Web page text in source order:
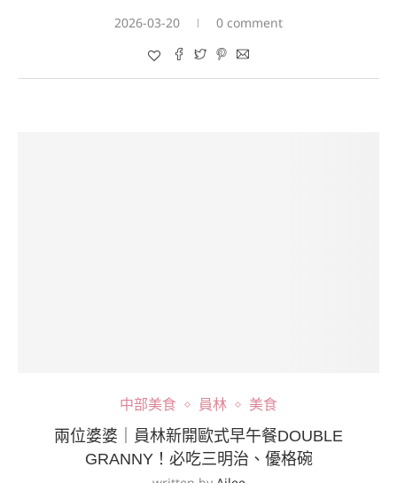
2026-03-20 0 comment
中部美食 員林 美食
兩位婆婆｜員林新開歐式早午餐DOUBLE
GRANNY！必吃三明治、優格碗